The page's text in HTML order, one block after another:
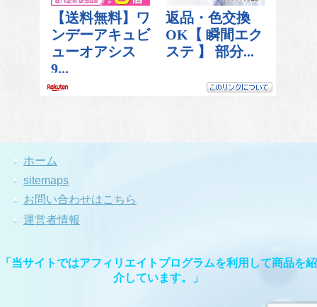
ホーム
sitemaps
お問い合わせはこちら
運営者情報
「当サイトではアフィリエイトプログラムを利用して商品を紹
介しています。」